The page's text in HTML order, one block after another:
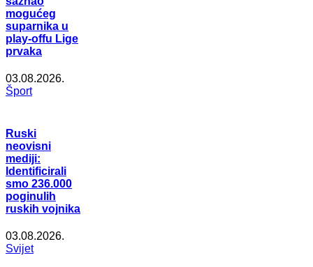
mogućeg
suparnika u
play-offu Lige
prvaka
03.08.2026.
Šport
Ruski
neovisni
mediji:
Identificirali
smo 236.000
poginulih
ruskih vojnika
03.08.2026.
Svijet